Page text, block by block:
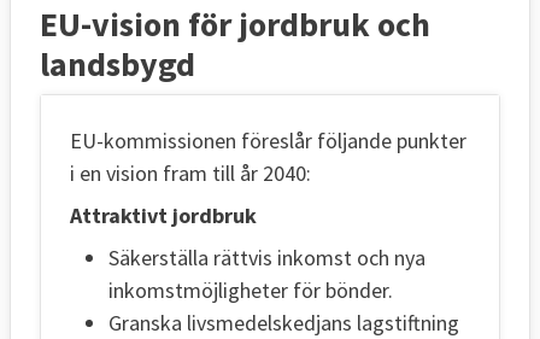
EU-vision för jordbruk och
landsbygd
EU-kommissionen föreslår följande punkter
i en vision fram till år 2040:
Attraktivt jordbruk
Säkerställa rättvis inkomst och nya
inkomstmöjligheter för bönder.
Granska livsmedelskedjans lagstiftning